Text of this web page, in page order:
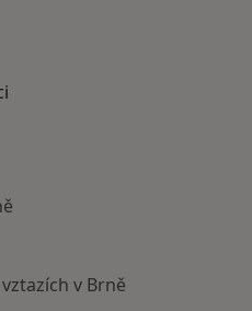
v Brně